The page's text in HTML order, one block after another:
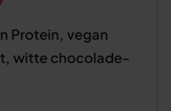
Protein, vegan
witte chocolade-